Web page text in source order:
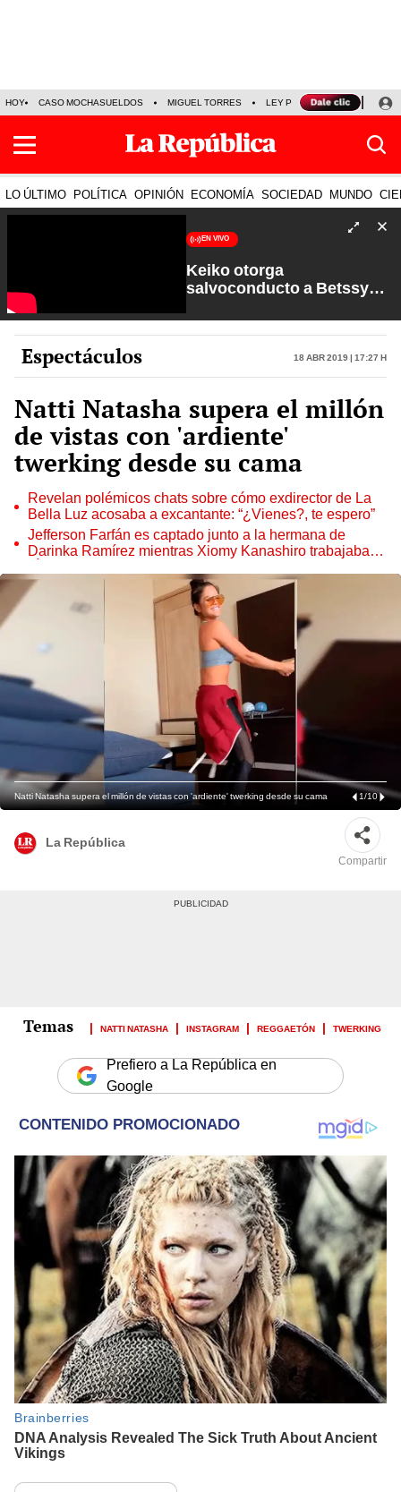
HOY CASO MOCHASUELDOS MIGUEL TORRES LEY PULPÍN PRECIO DEL
LO ÚLTIMO POLÍTICA OPINIÓN ECONOMÍA SOCIEDAD MUNDO
EN VIVO
Keiko otorga
salvoconducto a Betssy
Petroperú | Sin Guion con
Rosa María Palacios
Espectáculos 18 Abr 2019 | 17:27 h
Natti Natasha supera el millón
de vistas con 'ardiente'
twerking desde su cama
Revelan polémicos chats sobre cómo exdirector de La
Bella Luz acosaba a excantante: “¿Vienes?, te espero”
Jefferson Farfán es captado junto a la hermana de
Darinka Ramírez mientras Xiomy Kanashiro trabajaba:
Natti Natasha supera el millón de vistas con 'ardiente' twerking desde su cama 1/10
La República
Compartir
NATTI NATASHA INSTAGRAM REGGAETÓN TWERKING
Prefiero a La República en
Google